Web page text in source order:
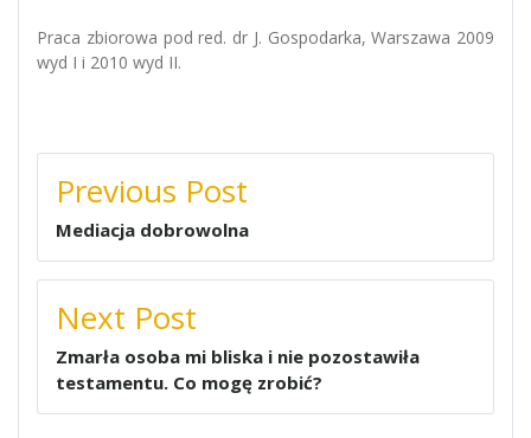
Praca zbiorowa pod red. dr J. Gospodarka, Warszawa 2009
wyd I i 2010 wyd II.
NAWIGACJA
WPISU
Previous Post
Mediacja dobrowolna
Next Post
Zmarła osoba mi bliska i nie pozostawiła
testamentu. Co mogę zrobić?